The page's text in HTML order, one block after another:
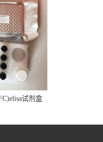
试剂盒